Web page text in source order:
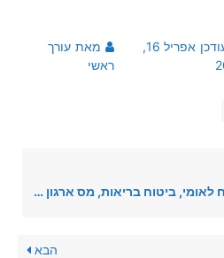
אפריל 16,
מאת עורך
ראשי
בריאות, מס ארגון ועלויות מעסיק – ינואר 2022
הבא